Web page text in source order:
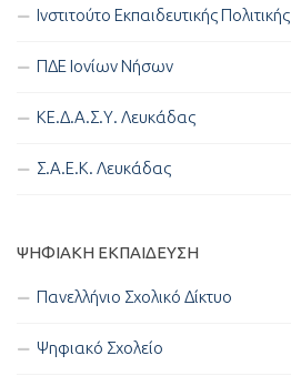
Ινστιτούτο Εκπαιδευτικής Πολιτικής
ΠΔΕ Ιονίων Νήσων
ΚΕ.Δ.Α.Σ.Υ. Λευκάδας
Σ.Α.Ε.Κ. Λευκάδας
ΨΗΦΙΑΚΉ ΕΚΠΑΊΔΕΥΣΗ
Πανελλήνιο Σχολικό Δίκτυο
Ψηφιακό Σχολείο